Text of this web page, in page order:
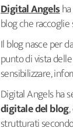
Digital Angels
blog che
Il blog nasce per
punto di vista
sensibilizzare,
Digital Angels ha
digitale del blog,
strutturati